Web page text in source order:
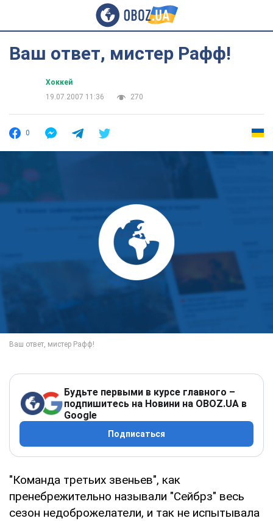
Ваш ответ, мистер Рафф!
Хоккей
19.07.2007 11:36
270
0
Будьте первыми в курсе главного –
подпишитесь на Новини на OBOZ.UA в
Google
Подписаться
"Команда третьих звеньев", как
пренебрежительно называли "Сейбрз" весь
сезон недоброжелатели, и так не испытывала